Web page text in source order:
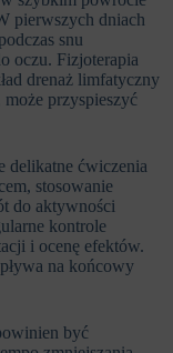
pierwszych dniach
snu
oczu. Fizjoterapia
drenaż limfatyczny
przyspieszyć
delikatne ćwiczenia
stosowanie
do aktywności
kontrole
i ocenę efektów.
na końcowy
być